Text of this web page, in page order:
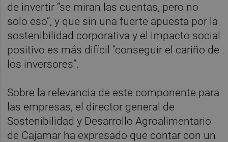
de invertir “se miran las cuentas, pero no
solo eso”, y que sin una fuerte apuesta por la
sostenibilidad corporativa y el impacto social
positivo es más difícil “conseguir el cariño de
los inversores”.
Sobre la relevancia de este componente para
las empresas, el director general de
Sostenibilidad y Desarrollo Agroalimentario
de Cajamar ha expresado que contar con un